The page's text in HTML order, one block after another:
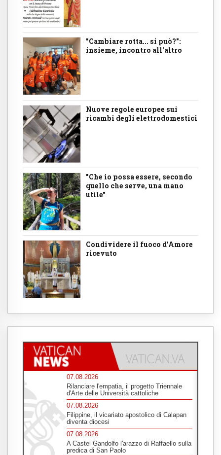
"Cambiare rotta... si può?":
insieme, incontro all'altro
Nuove regole europee sui
ricambi degli elettrodomestici
"Che io possa essere, secondo
quello che serve, una mano
utile"
Condividere il fuoco d’Amore
ricevuto
07.08.2026
Rilanciare l'empatia, il progetto Triennale
d'Arte delle Università cattoliche
07.08.2026
Filippine, il vicariato apostolico di Calapan
diventa diocesi
07.08.2026
A Castel Gandolfo l'arazzo di Raffaello sulla
predica di San Paolo